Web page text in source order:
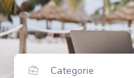
Categorie